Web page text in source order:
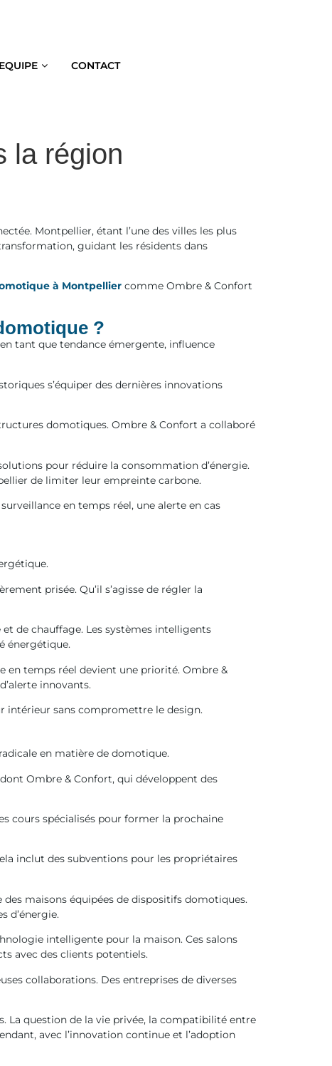
CONTACT
la région
Montpellier, étant l’une des villes les plus
guidant les résidents dans
à Montpellier comme Ombre & Confort
?
tant que tendance émergente, influence
s’équiper des dernières innovations
domotiques. Ombre & Confort a collaboré
pour réduire la consommation d’énergie.
de limiter leur empreinte carbone.
en temps réel, une alerte en cas
prisée. Qu’il s’agisse de régler la
de chauffage. Les systèmes intelligents
énergétique.
en temps réel devient une priorité. Ombre &
innovants.
intérieur sans compromettre le design.
en matière de domotique.
Ombre & Confort, qui développent des
cours spécialisés pour former la prochaine
inclut des subventions pour les propriétaires
maisons équipées de dispositifs domotiques.
d’énergie.
intelligente pour la maison. Ces salons
avec des clients potentiels.
collaborations. Des entreprises de diverses
La question de la vie privée, la compatibilité entre
avec l’innovation continue et l’adoption